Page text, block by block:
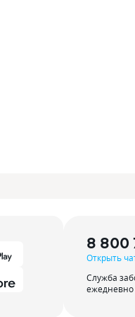
8 800
Открыть
Служба
ежедневно